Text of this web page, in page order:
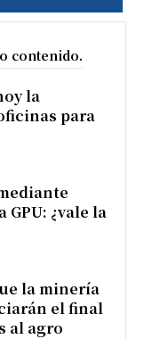
contenido.
la
para
¿vale la
la minería
el final
al agro